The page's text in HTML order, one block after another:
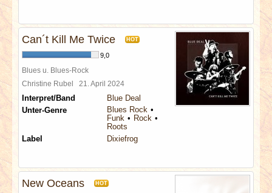
Can´t Kill Me Twice HOT
9,0
Blues u. Blues-Rock
Christine Rubel 21. April 2024
Interpret/Band
Blue Deal
Unter-Genre
Blues Rock
Funk
Rock
Roots
Label
Dixiefrog
New Oceans HOT